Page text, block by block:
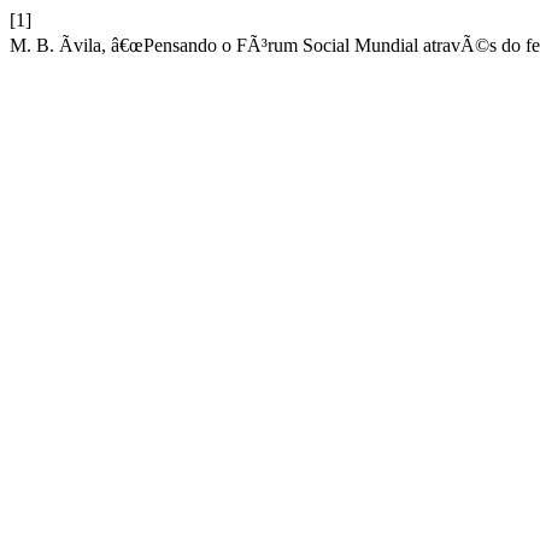
[1]
M. B. Ãvila, â€œPensando o FÃ³rum Social Mundial atravÃ©s do